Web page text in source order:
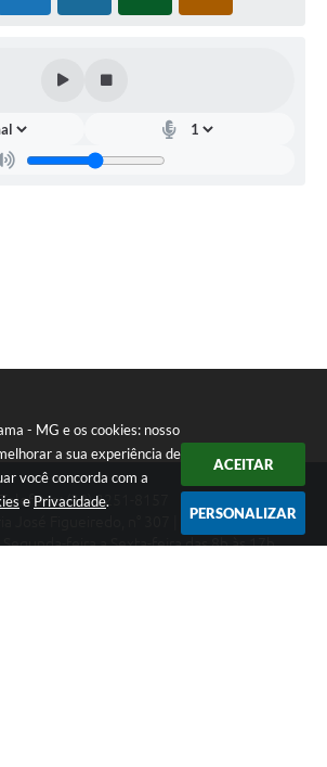
- MG e os cookies: nosso
a sua experiência de
você concorda com a
e Privacidade.
ACEITAR
PERSONALIZAR
Telefone: (38) 3251-8157
José Figueiredo, n° 307 | CEP: 39397-000
feira a Sexta-feira das 8h às 17h.